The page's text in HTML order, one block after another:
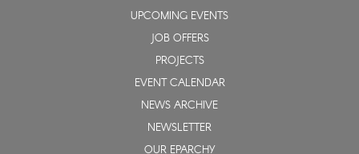
UPCOMING EVENTS
JOB OFFERS
PROJECTS
EVENT CALENDAR
NEWS ARCHIVE
NEWSLETTER
OUR EPARCHY